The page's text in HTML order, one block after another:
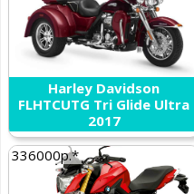
Harley Davidson
FLHTCUTG Tri Glide Ultra
2017
336000р.*